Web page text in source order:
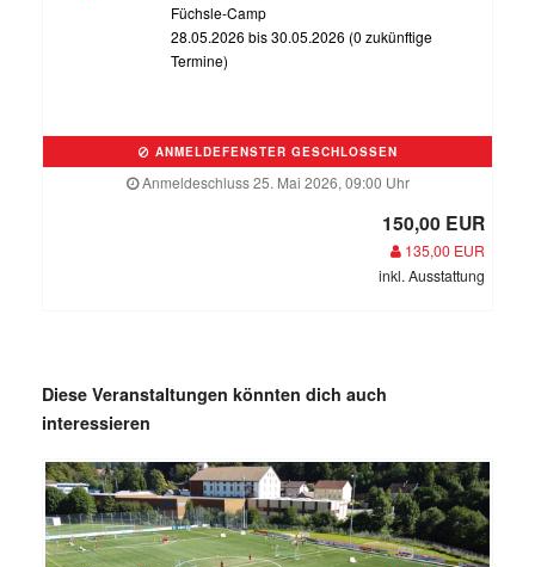
Füchsle-Camp
28.05.2026 bis 30.05.2026 (0 zukünftige
Termine)
ANMELDEFENSTER GESCHLOSSEN
Anmeldeschluss 25. Mai 2026, 09:00 Uhr
150,00 EUR
135,00 EUR
inkl. Ausstattung
Diese Veranstaltungen könnten dich auch
interessieren